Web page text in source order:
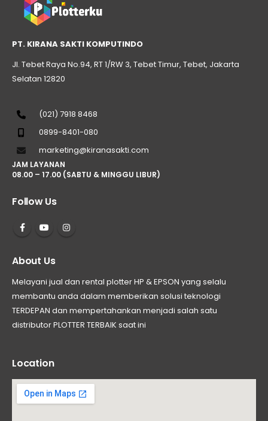
PT. KIRANA SAKTI KOMPUTINDO
Jl. Tebet Raya No.94, RT 1/RW 3, Tebet Timur, Tebet, Jakarta
Selatan 12820
(021) 7918 8468
0899-8401-080
marketing@kiranasakti.com
JAM LAYANAN
08.00 – 17.00 (SABTU & MINGGU LIBUR)
Follow Us
About Us
Melayani jual dan rental plotter HP & EPSON yang selalu
membantu anda dalam memberikan solusi teknologi
TERDEPAN dan mempertahankan menjadi salah satu
distributor PLOTTER TERBAIK saat ini
Location